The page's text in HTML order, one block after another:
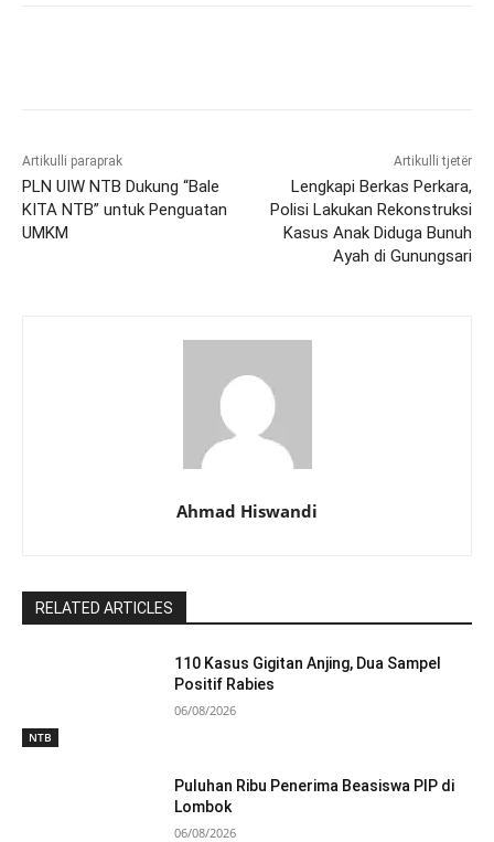
Artikulli paraprak
PLN UIW NTB Dukung “Bale
KITA NTB” untuk Penguatan
UMKM
Artikulli tjetër
Lengkapi Berkas Perkara,
Polisi Lakukan Rekonstruksi
Kasus Anak Diduga Bunuh
Ayah di Gunungsari
Ahmad Hiswandi
RELATED ARTICLES
NTB
110 Kasus Gigitan Anjing, Dua Sampel
Positif Rabies
06/08/2026
Puluhan Ribu Penerima Beasiswa PIP di
Lombok
06/08/2026